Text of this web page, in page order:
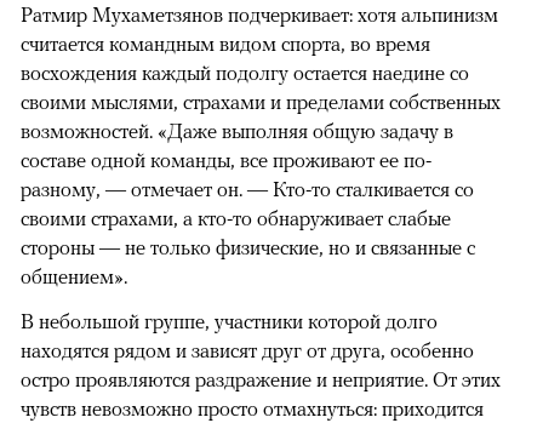
Ратмир Мухаметзянов подчеркивает: хотя альпинизм
считается командным видом спорта, во время
восхождения каждый подолгу остается наедине со
своими мыслями, страхами и пределами собственных
возможностей. «Даже выполняя общую задачу в
составе одной команды, все проживают ее по-
разному, — отмечает он. — Кто-то сталкивается со
своими страхами, а кто-то обнаруживает слабые
стороны — не только физические, но и связанные с
общением».
В небольшой группе, участники которой долго
находятся рядом и зависят друг от друга, особенно
остро проявляются раздражение и неприятие. От этих
чувств невозможно просто отмахнуться: приходится